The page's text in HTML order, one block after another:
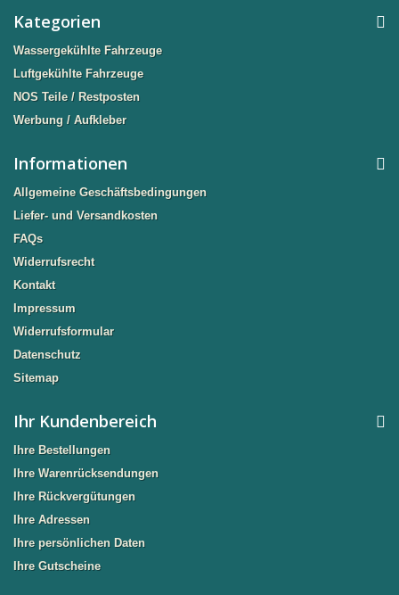
Kategorien
Wassergekühlte Fahrzeuge
Luftgekühlte Fahrzeuge
NOS Teile / Restposten
Werbung / Aufkleber
Informationen
Allgemeine Geschäftsbedingungen
Liefer- und Versandkosten
FAQs
Widerrufsrecht
Kontakt
Impressum
Widerrufsformular
Datenschutz
Sitemap
Ihr Kundenbereich
Ihre Bestellungen
Ihre Warenrücksendungen
Ihre Rückvergütungen
Ihre Adressen
Ihre persönlichen Daten
Ihre Gutscheine